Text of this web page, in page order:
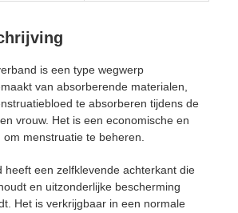
is een type wegwerp
van absorberende materialen,
te absorberen tijdens de
vrouw. Het is een economische en
menstruatie te beheren.
heeft een zelfklevende achterkant die
en uitzonderlijke bescherming
Het is verkrijgbaar in een normale